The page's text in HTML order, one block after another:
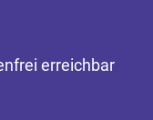
erreichbar